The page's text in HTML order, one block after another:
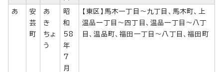
あ
安
芸
町
あ
き
ちょ
う
昭
和
58
年
7
月
【東区】馬木一丁目～九丁目、馬木町、上
温品一丁目～四丁目、温品一丁目～八丁
目、温品町、福田一丁目～八丁目、福田町